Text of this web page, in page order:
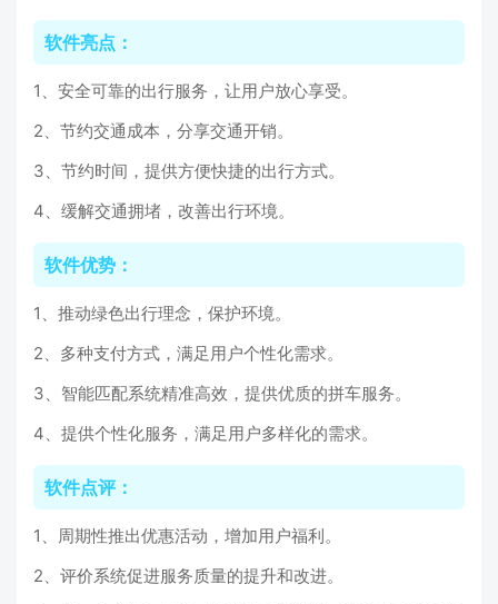
软件亮点：
1、安全可靠的出行服务，让用户放心享受。
2、节约交通成本，分享交通开销。
3、节约时间，提供方便快捷的出行方式。
4、缓解交通拥堵，改善出行环境。
软件优势：
1、推动绿色出行理念，保护环境。
2、多种支付方式，满足用户个性化需求。
3、智能匹配系统精准高效，提供优质的拼车服务。
4、提供个性化服务，满足用户多样化的需求。
软件点评：
1、周期性推出优惠活动，增加用户福利。
2、评价系统促进服务质量的提升和改进。